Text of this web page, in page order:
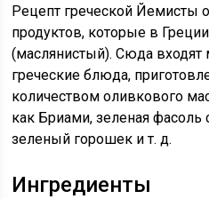
Рецепт греческой Йемисты
продуктов, которые в
(маслянистый). Сюда входят
греческие блюда,
количеством оливкового
как Бриами, зеленая
зеленый горошек и т. д.
Ингредиенты